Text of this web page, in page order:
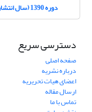
دوره 1390 (سال انتشار 1391)
دسترسی سریع
صفحه اصلی
درباره نشریه
اعضای هیات تحریریه
ارسال مقاله
تماس با ما